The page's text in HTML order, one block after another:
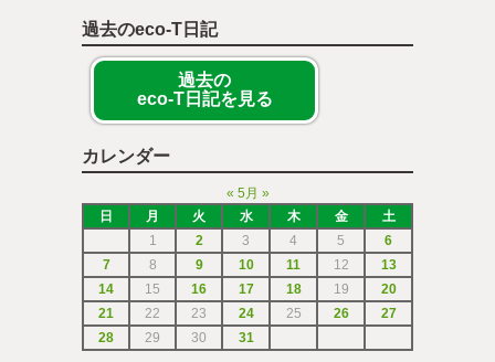
過去のeco-T日記
過去の
eco-T日記を見る
カレンダー
« 5月 »
日
月 火 水 木 金
土
1
2 3 4 5
6
7
8 9 10 11 12
13
14
15 16 17 18 19
20
21
22 23 24 25 26
27
28
29 30 31